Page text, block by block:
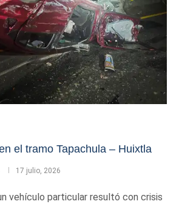
el tramo Tapachula – Huixtla
17 julio, 2026
vehículo particular resultó con crisis